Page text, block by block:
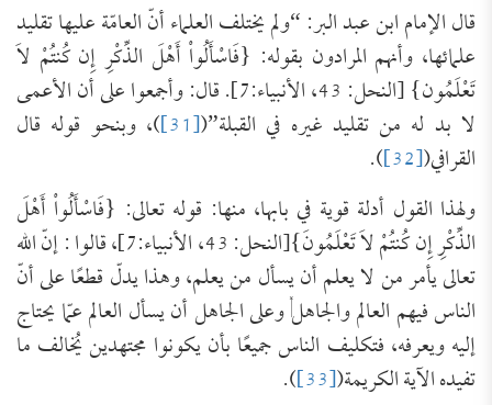
قال الإمام ابن عبد البر: “ولم يختلف العلماء أنّ العامّة عليها تقليد
علمائها، وأنهم المرادون بقوله: {فَاسْأَلُواْ أَهْلَ الذِّكْرِ إِن كُنتُمْ لاَ
تَعْلَمُون} [النحل: 43، الأنبياء:7]. قال: وأجمعوا على أن الأعمى
لا بد له من تقليد غيره في القبلة”([31] )، وبنحو قوله قال
القرافي([32]
).
ولهذا القول أدلة قوية في بابها، منها: قوله تعالى: {فَاسْأَلُواْ أَهْلَ
الذِّكْرِ إِن كُنتُمْ لاَ تَعْلَمُونَ}[النحل: 43، الأنبياء:7]، قالوا : إنّ الله
تعالى يأمر من لا يعلم أن يسأل من يعلم، وهذا يدلّ قطعًا على أنّ
الناس فيهم العالم والجاهل, وعلى الجاهل أن يسأل العالم عمّا يحتاج
إليه ويعرفه، فتكليف الناس جميعًا بأن يكونوا مجتهدين يُخالف ما
تفيده الآية الكريمة([33]
).